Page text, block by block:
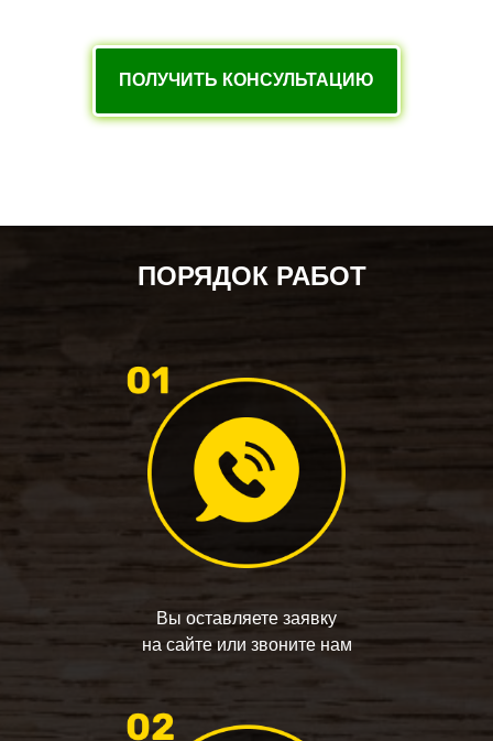
ПОЛУЧИТЬ КОНСУЛЬТАЦИЮ
Вы оставляете заявку
на сайте или звоните нам
ПОРЯДОК РАБОТ